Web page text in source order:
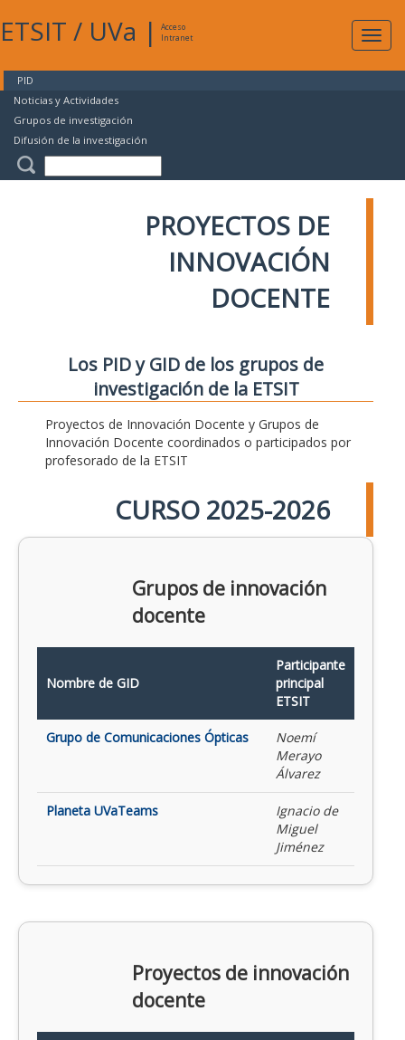
ETSIT / UVa |
Acceso
Intranet
PID
Noticias y Actividades
Grupos de investigación
Difusión de la investigación
PROYECTOS DE
INNOVACIÓN
DOCENTE
Los PID y GID de los grupos de
investigación de la ETSIT
Proyectos de Innovación Docente y Grupos de
Innovación Docente coordinados o participados por
profesorado de la ETSIT
CURSO 2025-2026
Grupos de innovación
docente
Nombre de GID
Participante
principal
ETSIT
Grupo de Comunicaciones Ópticas
Noemí
Merayo
Álvarez
Planeta UVaTeams
Ignacio de
Miguel
Jiménez
Proyectos de innovación
docente